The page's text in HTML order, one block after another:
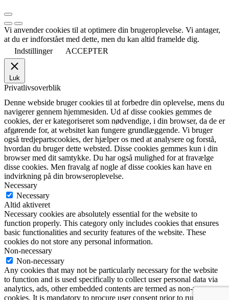
Vi anvender cookies til at optimere din brugeroplevelse. Vi antager,
at du er indforstået med dette, men du kan altid framelde dig.
Indstillinger
ACCEPTER
Luk
Privatlivsoverblik
Denne webside bruger cookies til at forbedre din oplevelse, mens du
navigerer gennem hjemmesiden. Ud af disse cookies gemmes de
cookies, der er kategoriseret som nødvendige, i din browser, da de er
afgørende for, at websitet kan fungere grundlæggende. Vi bruger
også tredjepartscookies, der hjælper os med at analysere og forstå,
hvordan du bruger dette websted. Disse cookies gemmes kun i din
browser med dit samtykke. Du har også mulighed for at fravælge
disse cookies. Men fravalg af nogle af disse cookies kan have en
indvirkning på din browseroplevelse.
Necessary
Necessary
Altid aktiveret
Necessary cookies are absolutely essential for the website to
function properly. This category only includes cookies that ensures
basic functionalities and security features of the website. These
cookies do not store any personal information.
Non-necessary
Non-necessary
Any cookies that may not be particularly necessary for the website
to function and is used specifically to collect user personal data via
analytics, ads, other embedded contents are termed as non-necessary
cookies. It is mandatory to procure user consent prior to running